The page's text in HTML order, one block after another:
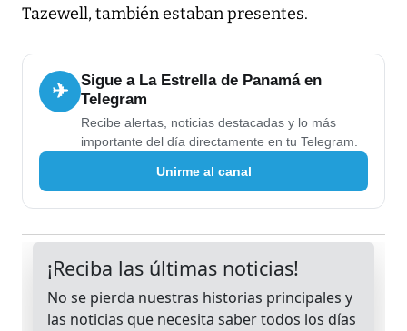
Tazewell, también estaban presentes.
✈
Sigue a La Estrella de Panamá en
Telegram
Recibe alertas, noticias destacadas y lo más
importante del día directamente en tu Telegram.
Unirme al canal